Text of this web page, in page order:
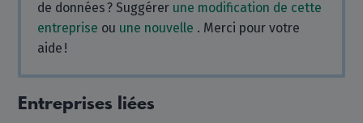
de données ? Suggérer une modification de cette
entreprise ou une nouvelle . Merci pour votre
aide !
Entreprises liées